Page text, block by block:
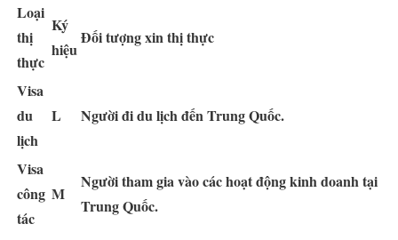
Loại
thị
thực
Ký
hiệu
Đối tượng xin thị thực
Visa
du
lịch
L Người đi du lịch đến Trung Quốc.
Visa
công
tác
M
Người tham gia vào các hoạt động kinh doanh tại
Trung Quốc.